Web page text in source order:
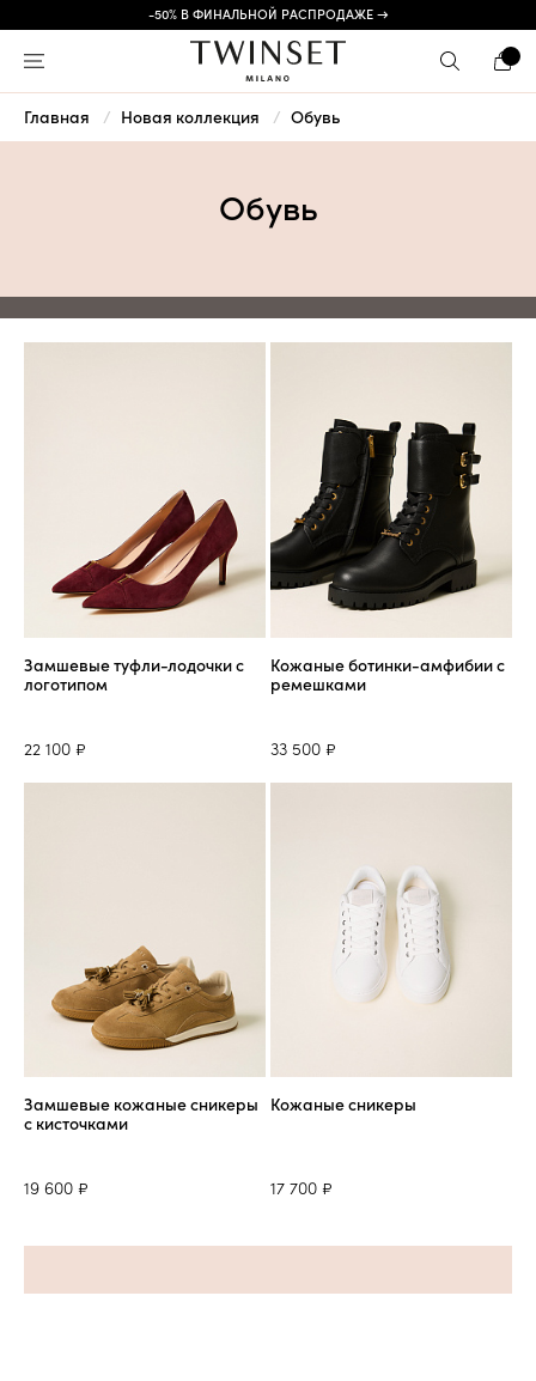
-50% В ФИНАЛЬНОЙ РАСПРОДАЖЕ →
Главная Новая коллекция Обувь
Обувь
Замшевые туфли-лодочки с
логотипом
22 100 ₽
Кожаные ботинки-амфибии с
ремешками
33 500 ₽
Замшевые кожаные сникеры
с кисточками
19 600 ₽
Кожаные сникеры
17 700 ₽